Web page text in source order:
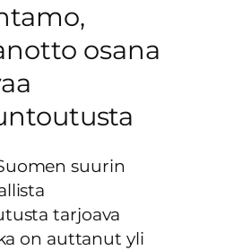
osana
suurin
tarjoava
on auttanut yli